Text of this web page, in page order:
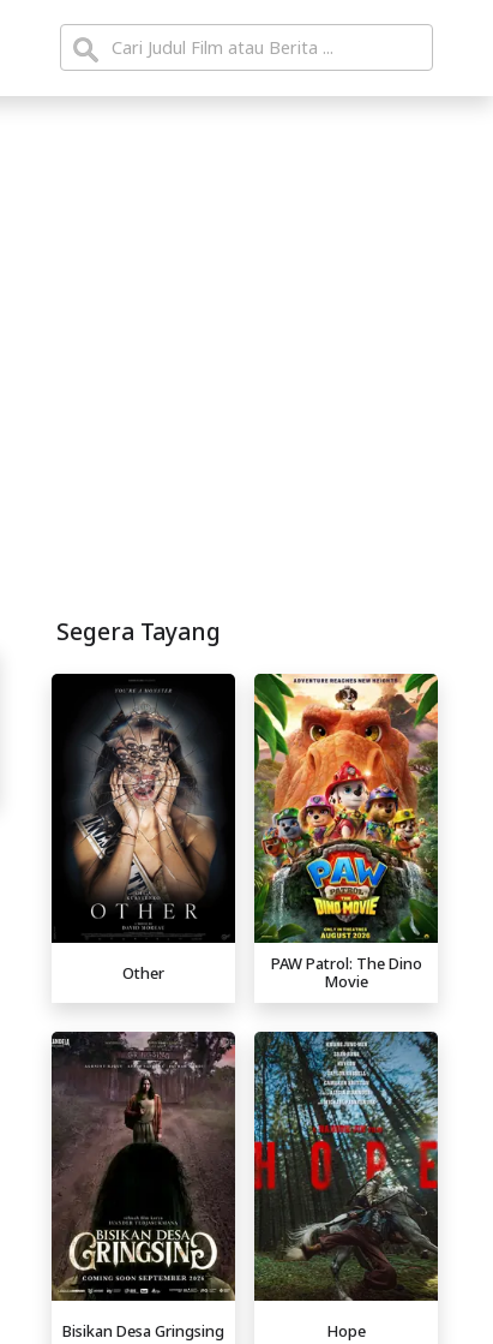
Segera Tayang
Other
PAW Patrol: The Dino
Movie
Bisikan Desa Gringsing Hope